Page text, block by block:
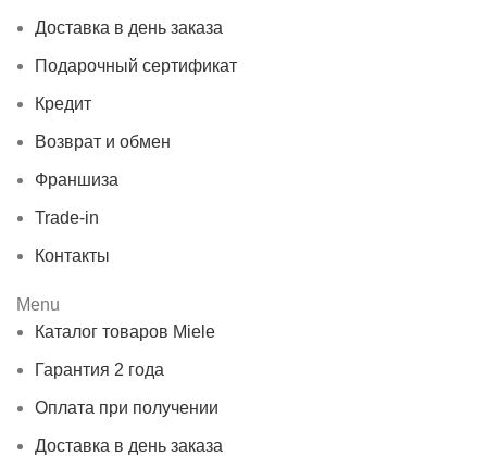
Доставка в день заказа
Подарочный сертификат
Кредит
Возврат и обмен
Франшиза
Trade-in
Контакты
Menu
Каталог товаров Miele
Гарантия 2 года
Оплата при получении
Доставка в день заказа